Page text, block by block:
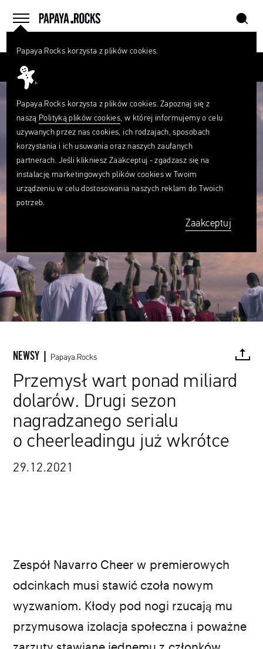
menu
home szukaj
NEWSY | Papaya.Rocks
Przemysł wart ponad miliard
dolarów. Drugi sezon
nagradzanego serialu
o cheerleadingu już wkrótce
29.12.2021
FACEBOOK TWITTER
Zespół Navarro Cheer w premierowych
odcinkach musi stawić czoła nowym
wyzwaniom. Kłody pod nogi rzucają mu
przymusowa izolacja społeczna i poważne
Papaya.Rocks korzysta z plików cookies.
Papaya.Rocks korzysta z plików cookies. Zapoznaj się z
naszą Polityką plików cookies, w której informujemy o celu
używanych przez nas cookies, ich rodzajach, sposobach
korzystania i ich usuwania oraz naszych zaufanych
partnerach. Jeśli klikniesz Zaakceptuj - zgadzasz się na
instalację marketingowych plików cookies w Twoim
urządzeniu w celu dostosowania naszych reklam do Twoich
potrzeb.
Zaakceptuj
Czego
szukasz?